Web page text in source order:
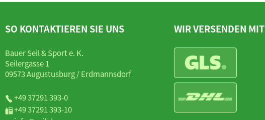
SO KONTAKTIEREN SIE UNS
Bauer Seil & Sport e. K.
Seilergasse 1
09573 Augustusburg / Erdmannsdorf
+49 37291 393-0
+49 37291 393-10
WIR VERSENDEN MIT